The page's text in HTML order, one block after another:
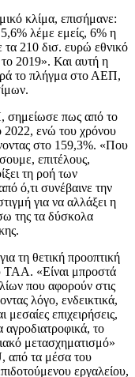
κλίμα, επισήμανε:
λέμε εμείς, 6% η
210 δισ. ευρώ εθνικό
2019». Και αυτή η
το πλήγμα στο ΑΕΠ,
σημείωσε πως από το
2022, ενώ του χρόνου
στο 159,3%. «Που
επιτέλους,
τη ροή των
ό,τι συνέβαινε την
για να αλλάξει η
της τα δύσκολα
τη θετική προοπτική
ΤΑΑ. «Είναι μπροστά
που αφορούν στις
λόγο, ενδεικτικά,
επιχειρήσεις,
το
μετασχηματισμό»
από τα μέσα του
εργαλείου,